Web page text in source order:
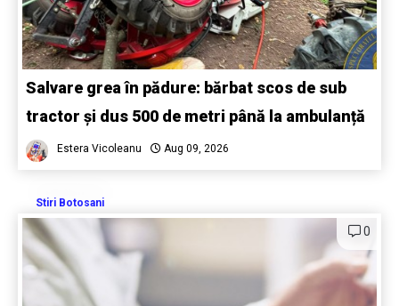
Salvare grea în pădure: bărbat scos de sub
tractor și dus 500 de metri până la ambulanță
Estera Vicoleanu Aug 09, 2026
Stiri Botosani
0